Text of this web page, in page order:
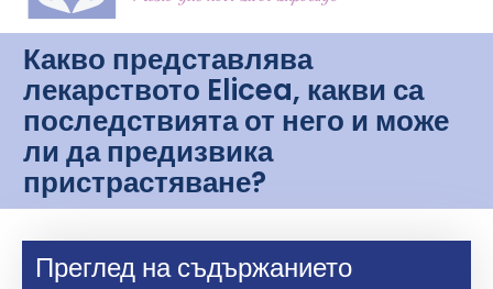
Какво представлява
лекарството Elicea, какви са
последствията от него и може
ли да предизвика
пристрастяване?
Преглед на съдържанието